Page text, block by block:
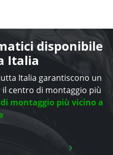
disponibile
Italia
Italia garantiscono un
centro di montaggio più
montaggio più vicino a
›